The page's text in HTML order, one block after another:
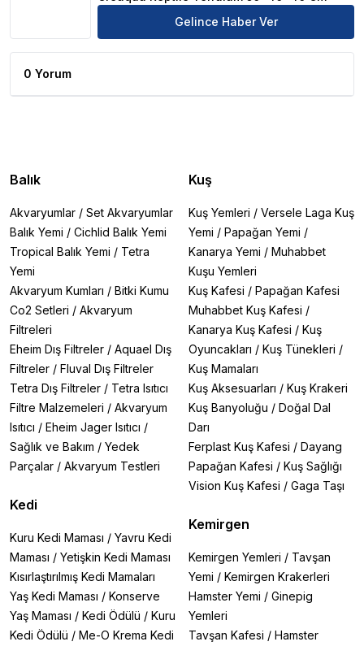
Gelince Haber Ver
0 Yorum
Balık
Akvaryumlar / Set Akvaryumlar
Balık Yemi / Cichlid Balık Yemi
Tropical Balık Yemi / Tetra
Yemi
Akvaryum Kumları / Bitki Kumu
Co2 Setleri / Akvaryum
Filtreleri
Eheim Dış Filtreler / Aquael Dış
Filtreler / Fluval Dış Filtreler
Tetra Dış Filtreler / Tetra Isıtıcı
Filtre Malzemeleri / Akvaryum
Isıtıcı / Eheim Jager Isıtıcı /
Sağlık ve Bakım / Yedek
Parçalar / Akvaryum Testleri
Kedi
Kuru Kedi Maması / Yavru Kedi
Maması / Yetişkin Kedi Maması
Kısırlaştırılmış Kedi Mamaları
Yaş Kedi Maması / Konserve
Yaş Maması / Kedi Ödülü / Kuru
Kedi Ödülü / Me-O Krema Kedi
Kuş
Kuş Yemleri / Versele Laga Kuş
Yemi / Papağan Yemi /
Kanarya Yemi / Muhabbet
Kuşu Yemleri
Kuş Kafesi / Papağan Kafesi
Muhabbet Kuş Kafesi /
Kanarya Kuş Kafesi / Kuş
Oyuncakları / Kuş Tünekleri /
Kuş Mamaları
Kuş Aksesuarları / Kuş Krakeri
Kuş Banyoluğu / Doğal Dal
Darı
Ferplast Kuş Kafesi / Dayang
Papağan Kafesi / Kuş Sağlığı
Vision Kuş Kafesi / Gaga Taşı
Kemirgen
Kemirgen Yemleri / Tavşan
Yemi / Kemirgen Krakerleri
Hamster Yemi / Ginepig
Yemleri
Tavşan Kafesi / Hamster